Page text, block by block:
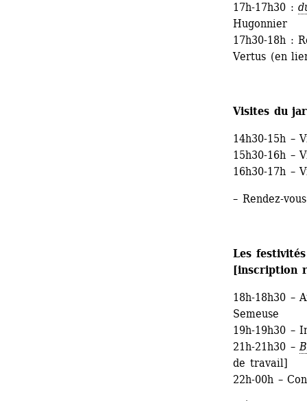
17h-17h30 :
Hugonnier
17h30-18h :
Vertus (en
Visites du
14h30-15h –
15h30-16h –
16h30-17h –
– Rendez-
Les
[inscription
18h-18h30 –
Semeuse
19h-19h30 –
21h-21h30 –
de travail]
22h-00h –